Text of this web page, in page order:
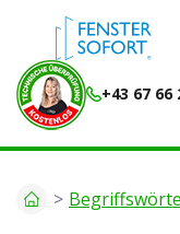
+43 67 66